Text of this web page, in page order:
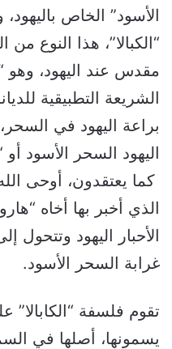
الأسود” الخاص
“الكبالا”، هذا النوع
مقدس عند اليهود، وهو
الشريعة التطبيقية
براعة اليهود في
اليهود السحر الأسود
كما يعتقدون، أوحى
الذي أخبر بها أخاه
الأحبار اليهود
غرابة السحر الأسود.
تقوم فلسفة “الكابالا”
يسمونها، أصلها في